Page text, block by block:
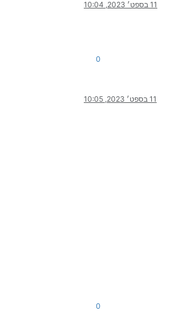
11 בספט׳ 2023, 10:04
0
11 בספט׳ 2023, 10:05
0